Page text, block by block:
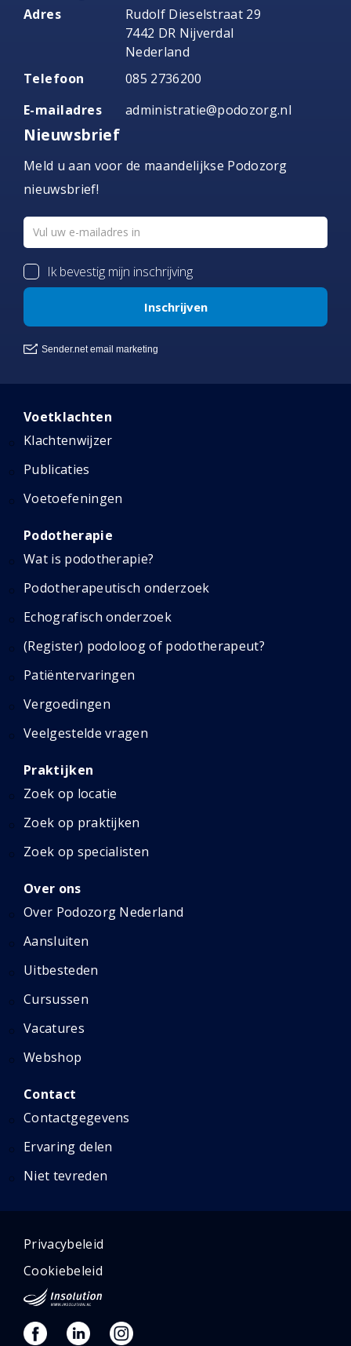
Adres
Rudolf Dieselstraat 29
7442 DR Nijverdal
Nederland
Telefoon
085 2736200
E-mailadres
administratie@podozorg.nl
Nieuwsbrief
Meld u aan voor de maandelijkse Podozorg
nieuwsbrief!
Voetklachten
Klachtenwijzer
Publicaties
Voetoefeningen
Podotherapie
Wat is podotherapie?
Podotherapeutisch onderzoek
Echografisch onderzoek
(Register) podoloog of podotherapeut?
Patiëntervaringen
Vergoedingen
Veelgestelde vragen
Praktijken
Zoek op locatie
Zoek op praktijken
Zoek op specialisten
Over ons
Over Podozorg Nederland
Aansluiten
Uitbesteden
Cursussen
Vacatures
Webshop
Contact
Contactgegevens
Ervaring delen
Niet tevreden
Privacybeleid
Cookiebeleid